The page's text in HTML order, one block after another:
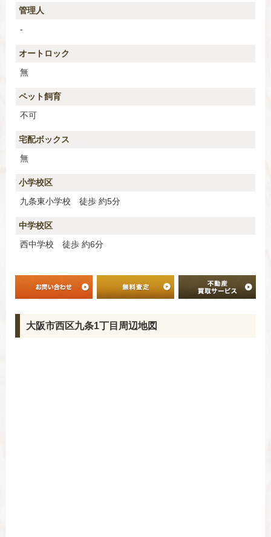
管理人
-
オートロック
無
ペット飼育
不可
宅配ボックス
無
小学校区
九条東小学校 徒歩 約5分
中学校区
西中学校 徒歩 約6分
大阪市西区九条1丁目周辺地図